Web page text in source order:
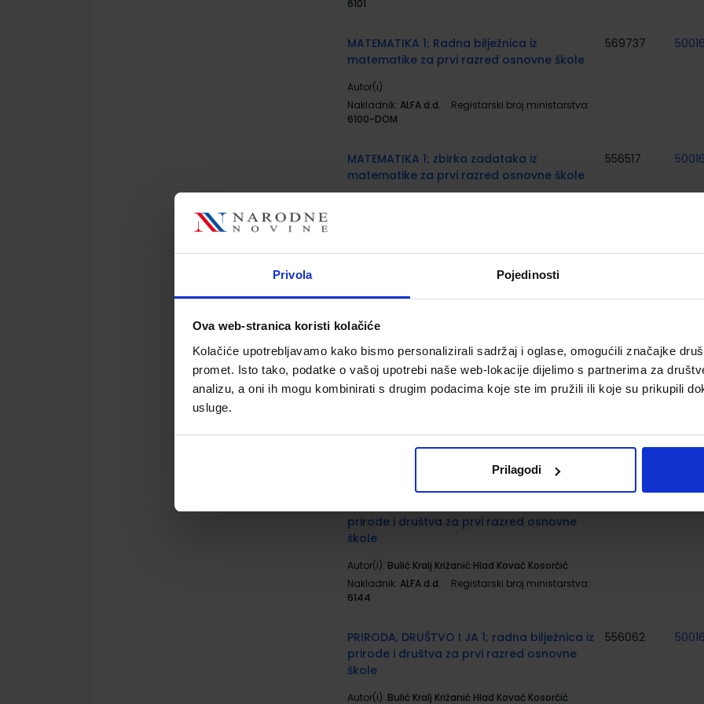
Privola Pojedinosti
Ova web-stranica koristi kolačiće
Kolačiće upotrebljavamo kako bismo personalizirali sadržaj i oglase, omogućili značajke
promet. Isto tako, podatke o vašoj upotrebi naše web-lokacije dijelimo s partnerima za
analizu, a oni ih mogu kombinirati s drugim podacima koje ste im pružili ili koje su prikupili
usluge.
Prilagodi
6101
MATEMATIKA 1; Radna bilježnica iz
matematike za prvi razred osnovne škole
Autor(i):
Nakladnik: ALFA d.d.
Registarski broj ministarstva:
6100-DOM
569737
MATEMATIKA 1; zbirka zadataka iz
matematike za prvi razred osnovne škole
556517
MOJA DOMENA 1; udžbenik iz informatike za
Autor(i):
6537
MOJA DOMENA 1; radna bilježnica iz
Autor(i):Blaženka Rihter Karmen Toić Dlačić
ALFA d.d.
Registarski broj ministarstva:
567001
prirode i društva za prvi razred osnovne
škole
Autor(i): Bulić Kralj Križanić Hlad Kovač Kosorčić
Nakladnik: ALFA d.d.
Registarski broj ministarstva:
6144
PRIRODA, DRUŠTVO I JA 1; radna bilježnica iz
prirode i društva za prvi razred osnovne
škole
Autor(i): Bulić Kralj Križanić Hlad Kovač Kosorčić
556062